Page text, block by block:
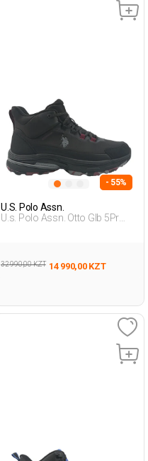
- 55%
U.S. Polo Assn.
U.s. Polo Assn. Otto Glb 5Pr
32 990,00 KZT 14 990,00 KZT